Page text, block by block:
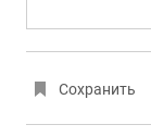
Сохранить